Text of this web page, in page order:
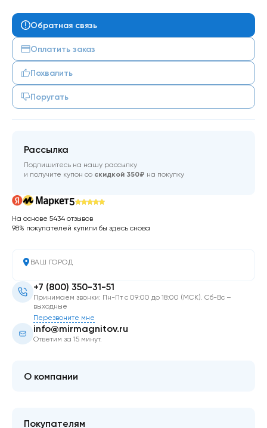
Обратная связь
Оплатить заказ
Похвалить
Поругать
ВАШ ГОРОД
+7 (800) 350-31-51
Принимаем звонки: Пн-Пт с 09:00 до 18:00 (МСК). Сб-Вс –
выходные
Перезвоните мне
info@mirmagnitov.ru
Ответим за 15 минут.
Покупателям
О компании
Рассылка
Подпишитесь на нашу рассылку
и получите купон со скидкой 350₽ на покупку
5
На основе 5434 отзывов
98% покупателей купили бы здесь снова